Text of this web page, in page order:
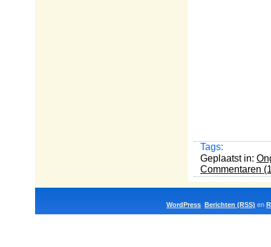
Tags:
Geplaatst in:
Commentaren
WordPress Berichten (RSS) en